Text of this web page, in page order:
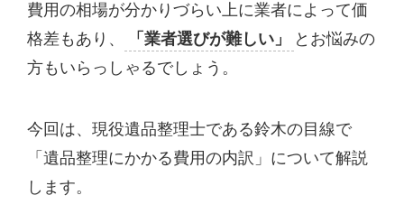
費用の相場が分かりづらい上に業者によって価
格差もあり、
「業者選びが難しい」
とお悩みの
方もいらっしゃるでしょう。
今回は、現役遺品整理士である鈴木の目線で
「遺品整理にかかる費用の内訳」について解説
します。